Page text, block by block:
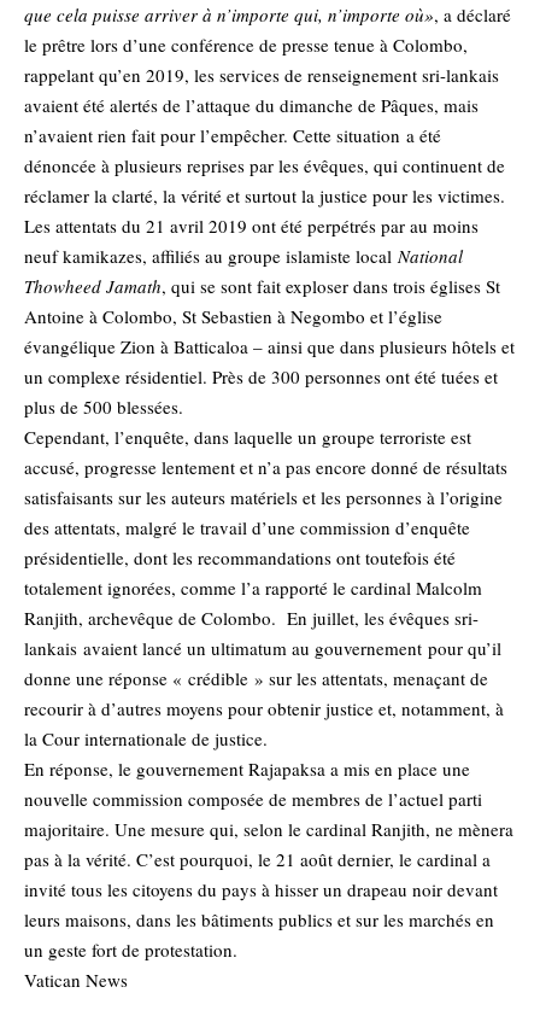
que cela puisse arriver à n’importe qui, n’importe où», a déclaré
le prêtre lors d’une conférence de presse tenue à Colombo,
rappelant qu’en 2019, les services de renseignement sri-lankais
avaient été alertés de l’attaque du dimanche de Pâques, mais
n’avaient rien fait pour l’empêcher. Cette situation a été
dénoncée à plusieurs reprises par les évêques, qui continuent de
réclamer la clarté, la vérité et surtout la justice pour les victimes.
Les attentats du 21 avril 2019 ont été perpétrés par au moins
neuf kamikazes, affiliés au groupe islamiste local National
Thowheed Jamath, qui se sont fait exploser dans trois églises St
Antoine à Colombo, St Sebastien à Negombo et l’église
évangélique Zion à Batticaloa – ainsi que dans plusieurs hôtels et
un complexe résidentiel. Près de 300 personnes ont été tuées et
plus de 500 blessées.
Cependant, l’enquête, dans laquelle un groupe terroriste est
accusé, progresse lentement et n’a pas encore donné de résultats
satisfaisants sur les auteurs matériels et les personnes à l’origine
des attentats, malgré le travail d’une commission d’enquête
présidentielle, dont les recommandations ont toutefois été
totalement ignorées, comme l’a rapporté le cardinal Malcolm
Ranjith, archevêque de Colombo. En juillet, les évêques sri-
lankais avaient lancé un ultimatum au gouvernement pour qu’il
donne une réponse « crédible » sur les attentats, menaçant de
recourir à d’autres moyens pour obtenir justice et, notamment, à
la Cour internationale de justice.
En réponse, le gouvernement Rajapaksa a mis en place une
nouvelle commission composée de membres de l’actuel parti
majoritaire. Une mesure qui, selon le cardinal Ranjith, ne mènera
pas à la vérité. C’est pourquoi, le 21 août dernier, le cardinal a
invité tous les citoyens du pays à hisser un drapeau noir devant
leurs maisons, dans les bâtiments publics et sur les marchés en
un geste fort de protestation.
Vatican News